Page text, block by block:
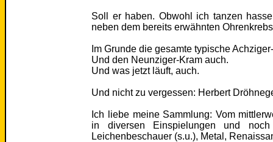
Soll er haben. Obwohl ich tanzen
neben dem bereits erwähnten
Im Grunde die gesamte typische
Und den Neunziger-Kram auch.
Und was jetzt läuft, auch.
Und nicht zu vergessen: Herbert
Ich liebe meine Sammlung: Vom
in diversen Einspielungen und
Leichenbeschauer (s.u.), Metal,